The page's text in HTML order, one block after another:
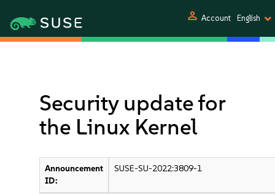
person Account English
Security update for
the Linux Kernel
Announcement
ID:
SUSE-SU-2022:3809-1